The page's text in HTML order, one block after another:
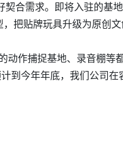
合需求。即将入驻的基
，把贴牌玩具升级为原创
动作捕捉基地、录音棚等
到今年年底，我们公司在